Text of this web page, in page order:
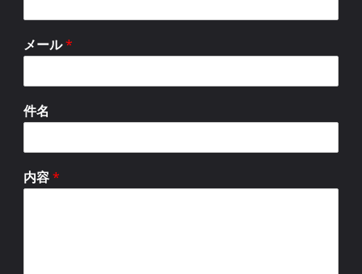
メール*
件名
内容*